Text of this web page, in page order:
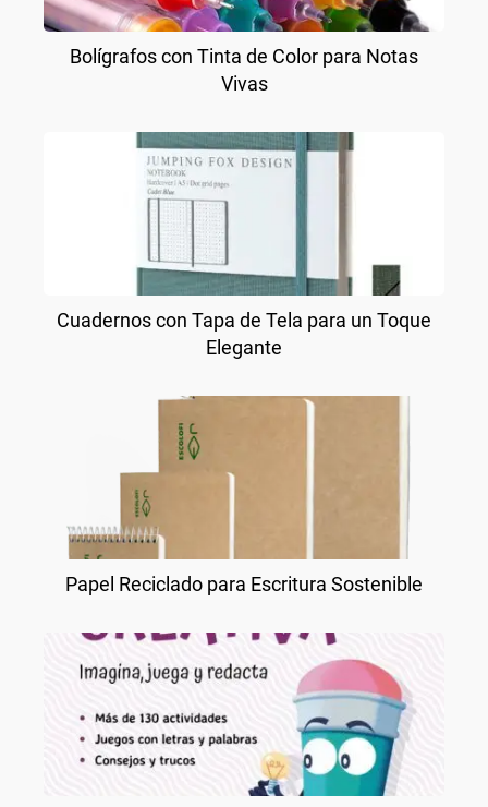
Bolígrafos con Tinta de Color para Notas
Vivas
Cuadernos con Tapa de Tela para un Toque
Elegante
Papel Reciclado para Escritura Sostenible